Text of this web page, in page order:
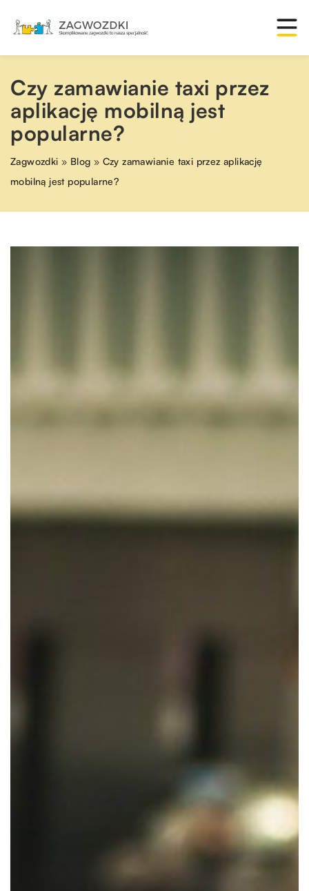
Czy zamawianie taxi przez
aplikację mobilną jest
popularne?
Zagwozdki » Blog » Czy zamawianie taxi przez aplikację
mobilną jest popularne?